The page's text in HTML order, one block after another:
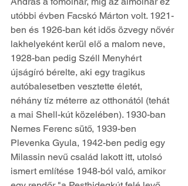
utóbbi évben Facskó Márton volt. 1921-
ben és 1926-ban két idős özvegy nővér
lakhelyeként kerül elő a malom neve,
1928-ban pedig Széll Menyhért
újságíró bérelte, aki egy tragikus
autóbalesetben vesztette életét,
néhány tíz méterre az otthonától (tehát
a mai Shell-kút közelében). 1930-ban
Nemes Ferenc sütő, 1939-ben
Plevenka Gyula, 1942-ben pedig egy
Milassin nevű család lakott itt, utolsó
ismert említése 1948-ból való, amikor